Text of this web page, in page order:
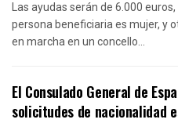
Las ayudas serán de 6.000
persona beneficiaria es mujer, y
en marcha en un concello...
El Consulado General de
solicitudes de nacionalidad